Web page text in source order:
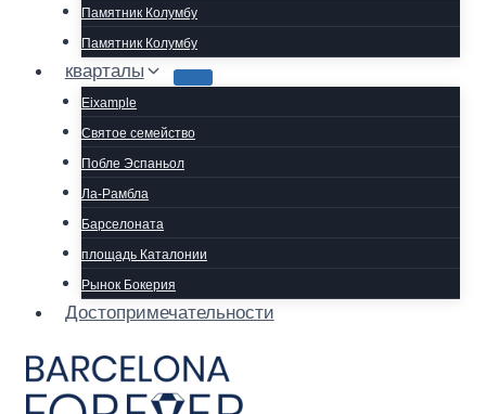
Памятник Колумбу
Памятник Колумбу
кварталы
Eixample
Святое семейство
Побле Эспаньол
Ла-Рамбла
Барселоната
площадь Каталонии
Рынок Бокерия
Достопримечательности